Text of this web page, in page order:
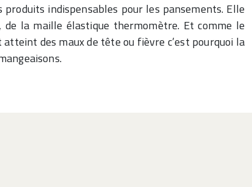
indispensables pour les pansements. Elle
la maille élastique thermomètre. Et comme le
des maux de tête ou fièvre c’est pourquoi la